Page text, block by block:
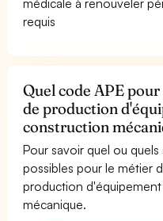
requis
Quel code APE
de production
construction
Pour savoir quel ou
possibles pour le métier
production
mécanique.